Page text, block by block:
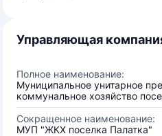
Управляющая
Полное наименование:
Муниципальное унитарное
коммунальное хозяйство
Сокращенное наименование:
МУП "ЖКХ поселка Палатка"